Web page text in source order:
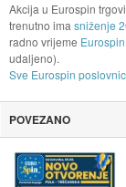
Akcija u Eurospin
trenutno ima sniženje
radno vrijeme Eurospin
udaljeno).
Sve Eurospin
POVEZANO